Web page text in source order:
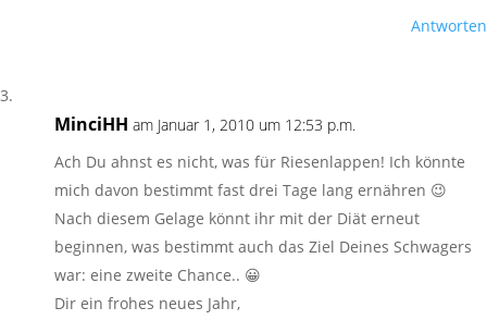
Antworten
MinciHH am Januar 1, 2010 um 12:53 p.m.
Ach Du ahnst es nicht, was für Riesenlappen! Ich könnte
mich davon bestimmt fast drei Tage lang ernähren 😉
Nach diesem Gelage könnt ihr mit der Diät erneut
beginnen, was bestimmt auch das Ziel Deines Schwagers
war: eine zweite Chance.. 😀
Dir ein frohes neues Jahr,